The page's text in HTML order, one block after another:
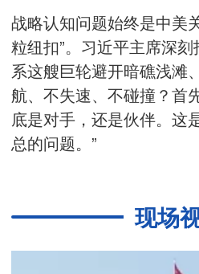
战略认知问题始终是中美
粒纽扣”。习近平主席深
系这艘巨轮避开暗礁浅滩
航、不失速、不碰撞？首
底是对手，还是伙伴。这
总的问题。”
现场